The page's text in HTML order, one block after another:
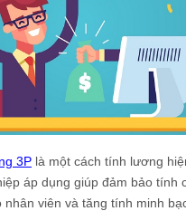
3P là một cách tính lương
áp dụng giúp đảm bảo tính
nhân viên và tăng tính minh